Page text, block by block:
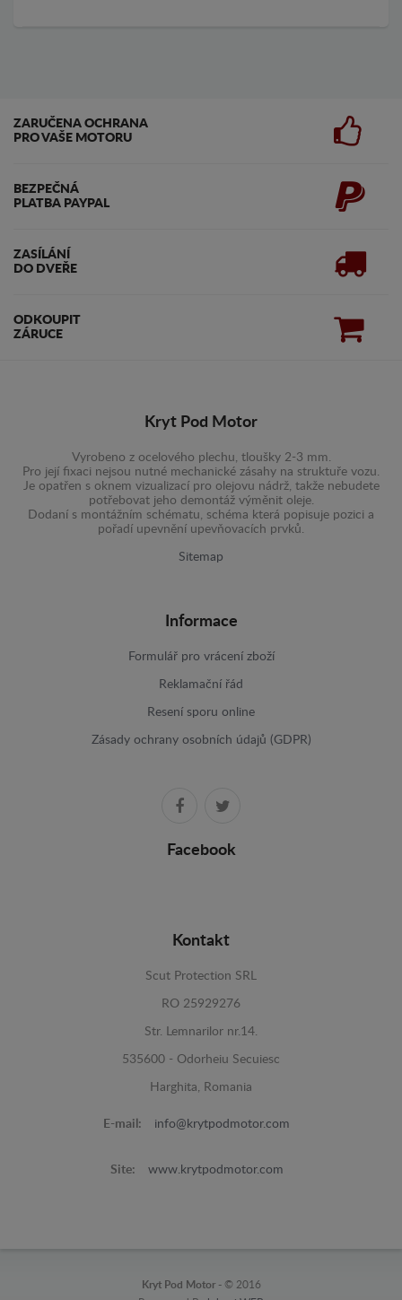
ZARUČENA OCHRANA
PRO VAŠE MOTORU
BEZPEČNÁ
PLATBA PAYPAL
ZASÍLÁNÍ
DO DVEŘE
ODKOUPIT
ZÁRUCE
Kryt Pod Motor
Vyrobeno z ocelového plechu, tloušky 2-3 mm.
Pro její fixaci nejsou nutné mechanické zásahy na struktuře vozu.
Je opatřen s oknem vizualizací pro olejovu nádrž, takže nebudete
potřebovat jeho demontáž výměnit oleje.
Dodaní s montážním schématu, schéma která popisuje pozici a
pořadí upevnění upevňovacích prvků.
Sitemap
Informace
Formulář pro vrácení zboží
Reklamační řád
Resení sporu online
Zásady ochrany osobních údajů (GDPR)
Facebook
Kontakt
Scut Protection SRL
RO 25929276
Str. Lemnarilor nr.14.
535600 - Odorheiu Secuiesc
Harghita, Romania
E-mail: info@krytpodmotor.com
Site: www.krytpodmotor.com
Kryt Pod Motor - © 2016